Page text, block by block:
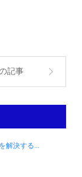
記事
解決する...